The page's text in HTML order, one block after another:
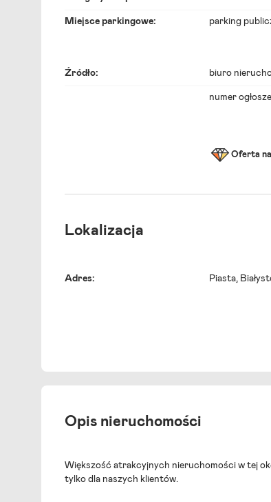
Miejsce parkingowe: parking
Źródło: biuro
numer
Oferta na
Lokalizacja
Adres: Piasta,
Opis nieruchomości
Większość atrakcyjnych nieruchomości w tej
tylko dla naszych klientów.